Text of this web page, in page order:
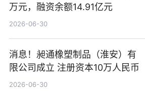
万元，融资余额14.91亿元
2026-06-30
消息！昶通橡塑制品（淮安）有
限公司成立 注册资本10万人民币
2026-06-30